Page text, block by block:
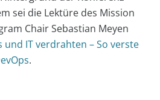
sei die Lektüre des Mission
Chair Sebastian Meyen
und IT verdrahten – So verste
.